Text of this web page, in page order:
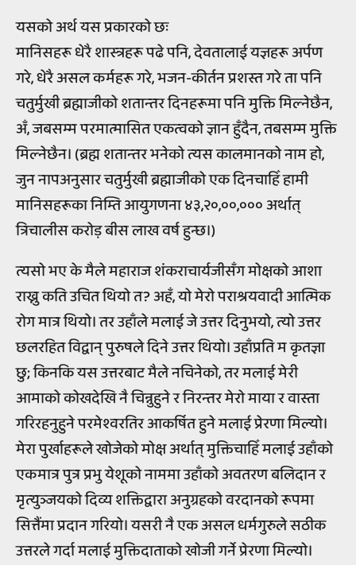
यसको अर्थ यस प्रकारको छः
मानिसहरू धेरै शास्त्रहरू पढे पनि, देवतालाई यज्ञहरू अर्पण
गरे, धेरै असल कर्महरू गरे, भजन-कीर्तन प्रशस्त गरे ता पनि
चतुर्मुखी ब्रह्माजीको शतान्तर दिनहरूमा पनि मुक्ति मिल्नेछैन,
अँ, जबसम्म परमात्मासित एकत्वको ज्ञान हुँदैन, तबसम्म मुक्ति
मिल्नेछैन। (ब्रह्म शतान्तर भनेको त्यस कालमानको नाम हो,
जुन नापअनुसार चतुर्मुखी ब्रह्माजीको एक दिनचाहिँ हामी
मानिसहरूका निम्ति आयुगणना ४३,२०,००,००० अर्थात्
त्रिचालीस करोड़ बीस लाख वर्ष हुन्छ।)
त्यसो भए के मैले महाराज शंकराचार्यजीसँग मोक्षको आशा
राख्नु कति उचित थियो त? अहँ, यो मेरो पराश्रयवादी आत्मिक
रोग मात्र थियो। तर उहाँले मलाई जे उत्तर दिनुभयो, त्यो उत्तर
छलरहित विद्वान् पुरुषले दिने उत्तर थियो। उहाँप्रति म कृतज्ञा
छु; किनकि यस उत्तरबाट मैले नचिनेको, तर मलाई मेरी
आमाको कोखदेखि नै चिन्नुहुने र निरन्तर मेरो माया र वास्ता
गरिरहनुहुने परमेश्वरतिर आकर्षित हुने मलाई प्रेरणा मिल्यो।
मेरा पुर्खाहरूले खोजेको मोक्ष अर्थात् मुक्तिचाहिँ मलाई उहाँको
एकमात्र पुत्र प्रभु येशूको नाममा उहाँको अवतरण बलिदान र
मृत्युञ्जयको दिव्य शक्तिद्वारा अनुग्रहको वरदानको रूपमा
सित्तैंमा प्रदान गरियो। यसरी नै एक असल धर्मगुरुले सठीक
उत्तरले गर्दा मलाई मुक्तिदाताको खोजी गर्ने प्रेरणा मिल्यो।